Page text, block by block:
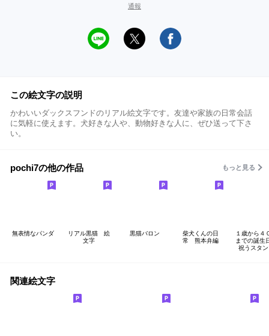
通報
この絵文字の説明
かわいいダックスフンドのリアル絵文字です。友達や家族の日常会話
に気軽に使えます。犬好きな人や、動物好きな人に、ぜひ送って下さ
い。
pochi7の他の作品 もっと見る
無表情なパンダ
リアル黒猫 絵
文字
黒猫バロン
柴犬くんの日
常 熊本弁編
１歳から４
までの誕生
祝うスタ
関連絵文字